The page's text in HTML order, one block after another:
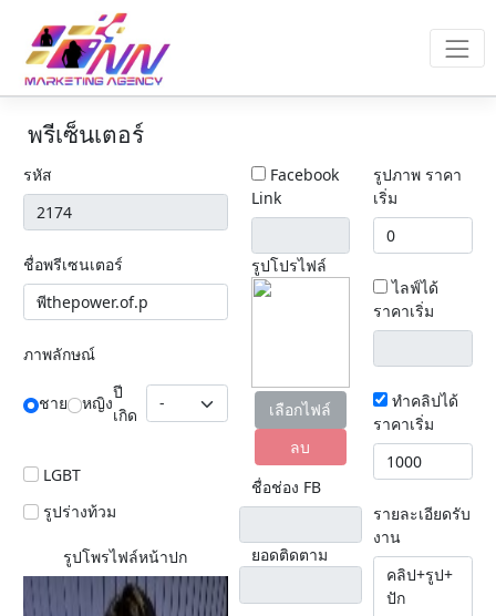
พรีเซ็นเตอร์
รหัส
ชื่อพรีเซนเตอร์
ภาพลักษณ์
ชาย หญิง
ปี
เกิด
LGBT
รูปร่างท้วม
รูปโพรไฟล์หน้าปก
Facebook
Link
รูปโปรไฟล์
เลือกไฟล์
ลบ
ชื่อช่อง FB
ยอดติดตาม
รูปภาพ ราคา
เริ่ม
ไลฟ์ได้
ราคาเริ่ม
ทำคลิปได้
ราคาเริ่ม
รายละเอียดรับ
งาน